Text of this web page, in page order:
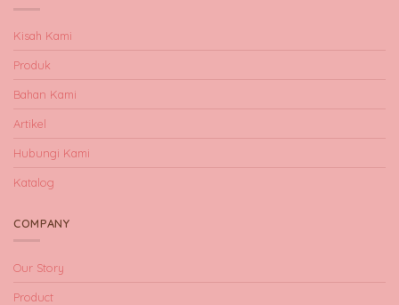
Kisah Kami
Produk
Bahan Kami
Artikel
Hubungi Kami
Katalog
COMPANY
Our Story
Product